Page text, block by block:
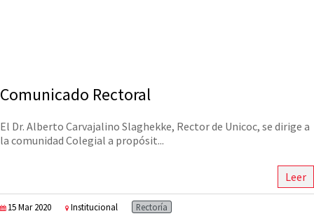
Comunicado Rectoral
El Dr. Alberto Carvajalino Slaghekke, Rector de Unicoc, se dirige a
la comunidad Colegial a propósit...
Leer
15 Mar 2020 Institucional Rectoría